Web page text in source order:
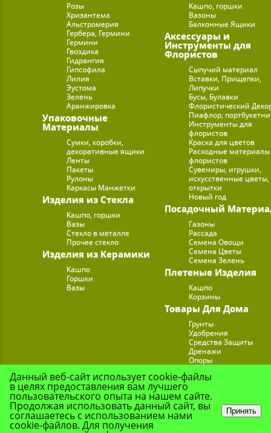
Розы
Хризантема
Альстромерия
Гербера, Гермини
Гермини
Гвоздика
Гидрангия
Гипсофила
Лилия
Эустома
Зелень
Аранжировка
Упаковочные
Материалы
Сумки, коробки,
декоративные ящики
Ленты
Пакеты
Рулоны
Каркасы Манжетки
Изделия из Стекла
Кашпо, горшки
Вазы
Стекло в металле
Прочее стекло
Изделия из Керамики
Кашпо
Горшки
Вазы
Кашпо, горшки
Вазоны
Балконные Ящики
Аксессуары и
Инструменты для
Флористов
Сыпучий материал
Вставки, Прищепки,
Липучки
Бусы, Булавки
Флористический
Пиафлор,
Инструменты для
флористов
Краска для цветов
Расходные
флористов
Сувениры, игрушки,
искусственные цветы,
открытки
Новый год
Посадочный
Газоны
Рассада
Семена Овощи
Семена Цветы
Семена Зелень
Плетеные Изделия
Кашпо
Корзины
Товары Для Дома
Грунты
Удобрения
Средства Защиты
Дренажи
Опоры
Подставки для Цветов
Данный веб-сайт использует cookie-файлы
в целях предоставления вам лучшего
пользовательского опыта на нашем сайте.
Продолжая использовать данный сайт, вы
соглашаетесь с использованием нами
cookie-файлов. Для получения
Принять